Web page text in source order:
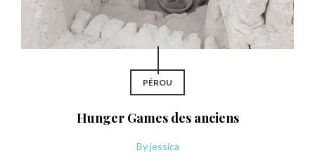
PÉROU
Hunger Games des anciens
Byjessica